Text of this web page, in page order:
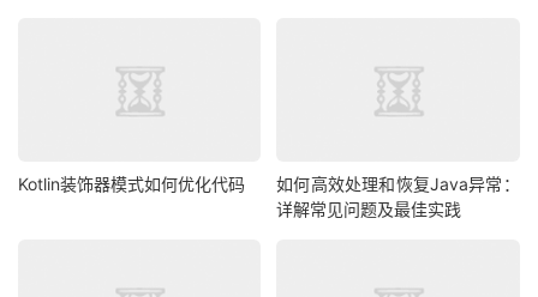
Kotlin装饰器模式如何优化代码
如何高效处理和恢复Java异常：
详解常见问题及最佳实践